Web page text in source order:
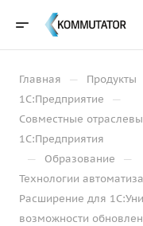
Главная — Продукты
1С:Предприятие —
Совместные
1С:Предприятия
— Образование —
Технологии
Расширение для
возможности